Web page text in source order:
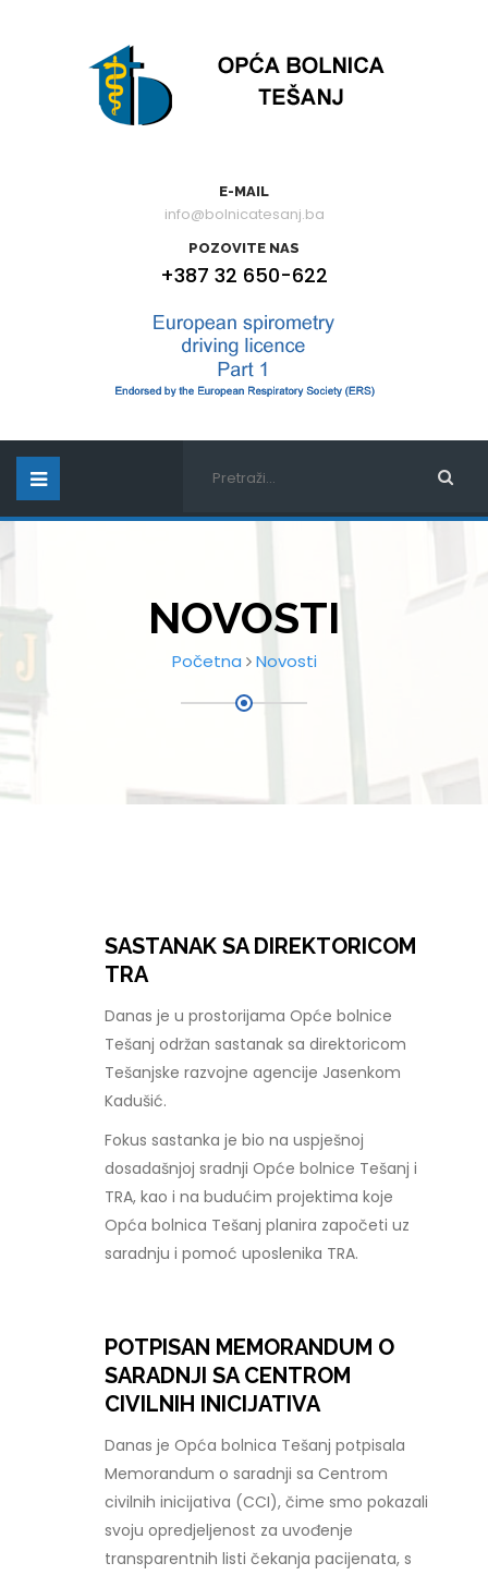
E-MAIL
info@bolnicatesanj.ba
POZOVITE NAS
+387 32 650-622
NOVOSTI
Početna Novosti
SASTANAK SA DIREKTORICOM
TRA
Danas je u prostorijama Opće bolnice
Tešanj održan sastanak sa direktoricom
Tešanjske razvojne agencije Jasenkom
Kadušić.
Fokus sastanka je bio na uspješnoj
dosadašnjoj sradnji Opće bolnice Tešanj i
TRA, kao i na budućim projektima koje
Opća bolnica Tešanj planira započeti uz
saradnju i pomoć uposlenika TRA.
POTPISAN MEMORANDUM O
SARADNJI SA CENTROM
CIVILNIH INICIJATIVA
Danas je Opća bolnica Tešanj potpisala
Memorandum o saradnji sa Centrom
civilnih inicijativa (CCI), čime smo pokazali
svoju opredjeljenost za uvođenje
transparentnih listi čekanja pacijenata, s